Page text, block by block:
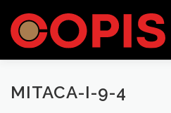
content
POČETNA LAVAZZA FIRMA
MITACA-I-9-4